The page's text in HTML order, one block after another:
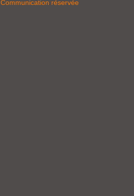
Communication réservée